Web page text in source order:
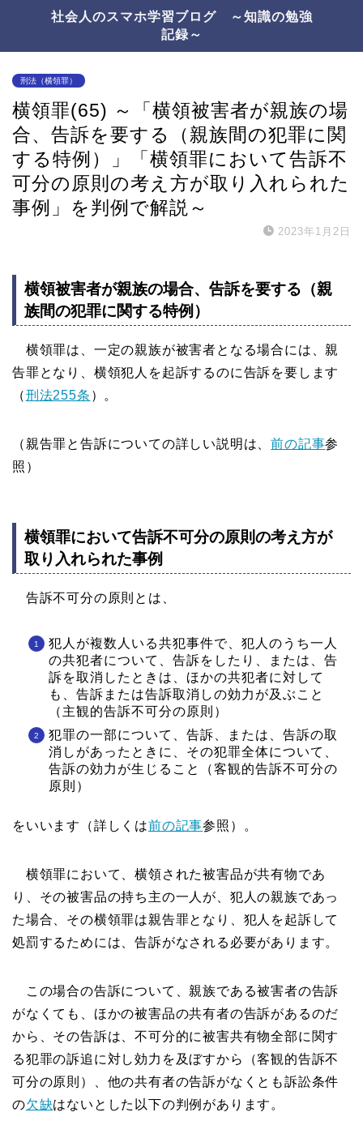
社会人のスマホ学習ブログ ～知識の勉強
記録～
刑法（横領罪）
横領罪(65) ～「横領被害者が親族の場
合、告訴を要する（親族間の犯罪に関
する特例）」「横領罪において告訴不
可分の原則の考え方が取り入れられた
事例」を判例で解説～
2023年1月2日
横領被害者が親族の場合、告訴を要する（親
族間の犯罪に関する特例）
横領罪は、一定の親族が被害者となる場合には、親
告罪となり、横領犯人を起訴するのに告訴を要します
（刑法255条 ）。
（親告罪と告訴についての詳しい説明は、前の記事参
照）
横領罪において告訴不可分の原則の考え方が
取り入れられた事例
告訴不可分の原則とは、
犯人が複数人いる共犯事件で、犯人のうち一人
の共犯者について、告訴をしたり、または、告
訴を取消したときは、ほかの共犯者に対して
も、告訴または告訴取消しの効力が及ぶこと
（主観的告訴不可分の原則）
犯罪の一部について、告訴、または、告訴の取
消しがあったときに、その犯罪全体について、
告訴の効力が生じること（客観的告訴不可分の
原則）
をいいます（詳しくは前の記事参照）。
横領罪において、横領された被害品が共有物であ
り、その被害品の持ち主の一人が、犯人の親族であっ
た場合、その横領罪は親告罪となり、犯人を起訴して
処罰するためには、告訴がなされる必要があります。
この場合の告訴について、親族である被害者の告訴
がなくても、ほかの被害品の共有者の告訴があるのだ
から、その告訴は、不可分的に被害共有物全部に関す
る犯罪の訴追に対し効力を及ぼすから（客観的告訴不
可分の原則）、他の共有者の告訴がなくとも訴訟条件
の欠缺はないとした以下の判例があります。